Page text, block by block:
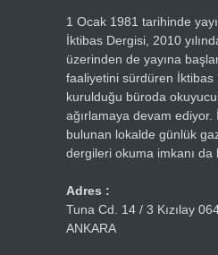
1 Ocak 1981 tarihinde
İktibas Dergisi, 2010
üzerinden de yayına
faaliyetini sürdüren İktibas
kurulduğu büroda
ağırlamaya devam
bulunan lokalde günlük
dergileri okuma imkanı da
Adres :
Tuna Cd. 14 / 3 Kızılay
ANKARA